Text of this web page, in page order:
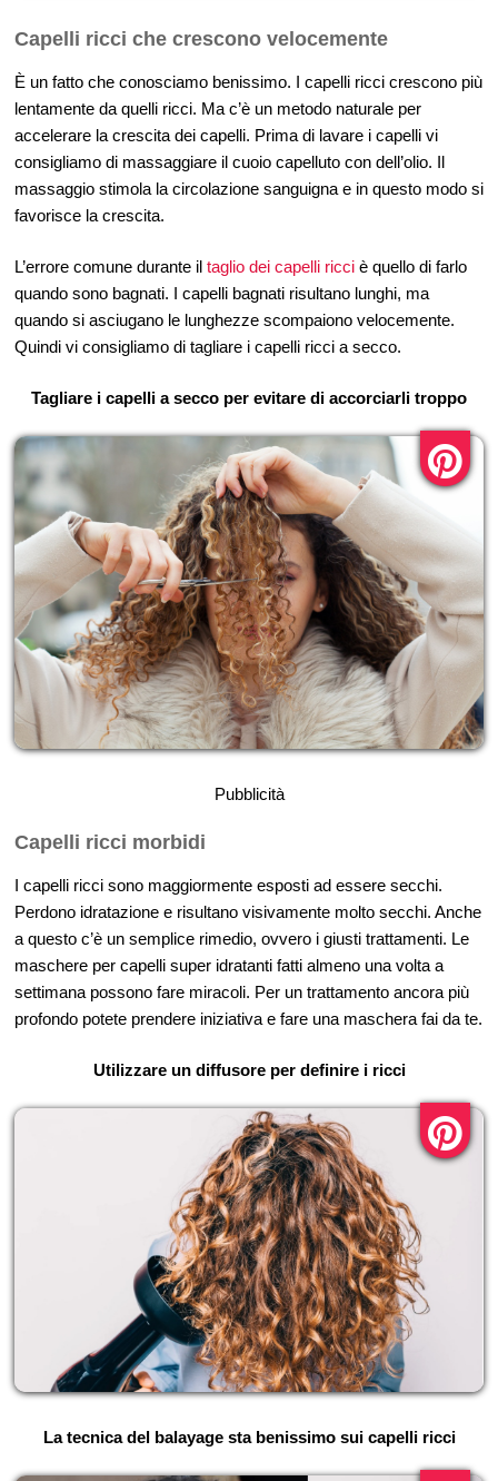
Capelli ricci che crescono velocemente
È un fatto che conosciamo benissimo. I capelli ricci crescono più
lentamente da quelli ricci. Ma c’è un metodo naturale per
accelerare la crescita dei capelli. Prima di lavare i capelli vi
consigliamo di massaggiare il cuoio capelluto con dell’olio. Il
massaggio stimola la circolazione sanguigna e in questo modo si
favorisce la crescita.
L’errore comune durante il taglio dei capelli ricci è quello di farlo
quando sono bagnati. I capelli bagnati risultano lunghi, ma
quando si asciugano le lunghezze scompaiono velocemente.
Quindi vi consigliamo di tagliare i capelli ricci a secco.
Tagliare i capelli a secco per evitare di accorciarli troppo
Pubblicità
Capelli ricci morbidi
I capelli ricci sono maggiormente esposti ad essere secchi.
Perdono idratazione e risultano visivamente molto secchi. Anche
a questo c’è un semplice rimedio, ovvero i giusti trattamenti. Le
maschere per capelli super idratanti fatti almeno una volta a
settimana possono fare miracoli. Per un trattamento ancora più
profondo potete prendere iniziativa e fare una maschera fai da te.
Utilizzare un diffusore per definire i ricci
La tecnica del balayage sta benissimo sui capelli ricci